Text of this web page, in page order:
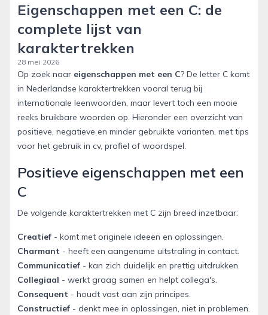
Eigenschappen met een C: de
complete lijst van
karaktertrekken
28 mei 2026
Op zoek naar eigenschappen met een C? De letter C komt
in Nederlandse karaktertrekken vooral terug bij
internationale leenwoorden, maar levert toch een mooie
reeks bruikbare woorden op. Hieronder een overzicht van
positieve, negatieve en minder gebruikte varianten, met tips
voor het gebruik in cv, profiel of woordspel.
Positieve eigenschappen met een
C
De volgende karaktertrekken met C zijn breed inzetbaar:
Creatief - komt met originele ideeën en oplossingen.
Charmant - heeft een aangename uitstraling in contact.
Communicatief - kan zich duidelijk en prettig uitdrukken.
Collegiaal - werkt graag samen en helpt collega's.
Consequent - houdt vast aan zijn principes.
Constructief - denkt mee in oplossingen, niet in problemen.